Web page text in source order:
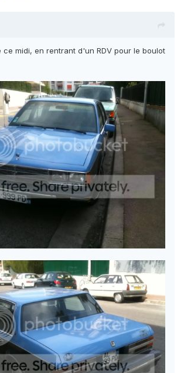
ce midi, en rentrant d'un RDV pour le boulot